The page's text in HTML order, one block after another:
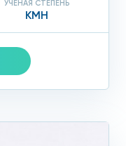
УЧЕНАЯ СТЕПЕНЬ
КМН